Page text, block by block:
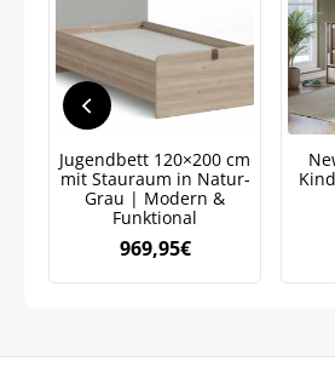
Jugendbett 120×200 cm
mit Stauraum in Natur-
Grau | Modern &
Funktional
969,95€
Jetzt5%
auf Ihre erste
Meinen Code
Bleiben Sie auf dem
Marketingkommunikation verarbeiten.